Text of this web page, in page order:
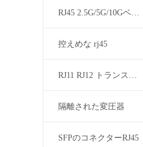
RJ45 2.5G/5G/10GベースTトランスフォーマーシリーズ
控えめな rj45
RJ11 RJ12 トランスフォーマーシリーズなしの RJ45
隔離された変圧器
SFPのコネクターRJ45